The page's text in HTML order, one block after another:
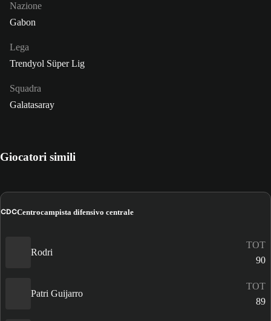
Nazione
Gabon
Lega
Trendyol Süper Lig
Squadra
Galatasaray
Giocatori simili
CDCCentrocampista difensivo centrale
Rodri
TOT
90
Patri Guijarro
TOT
89